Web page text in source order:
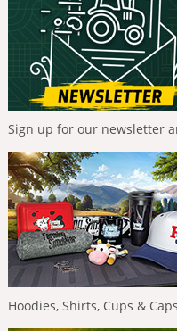
Sign up for our newsletter
Hoodies, Shirts, Cups &